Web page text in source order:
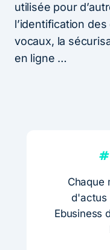
utilisée pour
l’identification
vocaux, la
en ligne …
Chaque
d'actus
Ebusiness